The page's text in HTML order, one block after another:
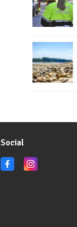
Social